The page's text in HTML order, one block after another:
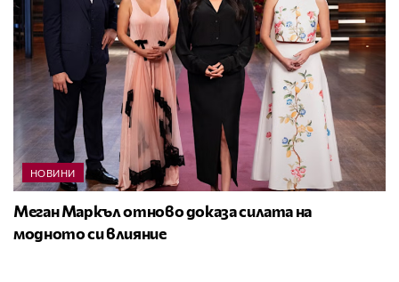
НОВИНИ
Меган Маркъл отново доказа силата на
модното си влияние